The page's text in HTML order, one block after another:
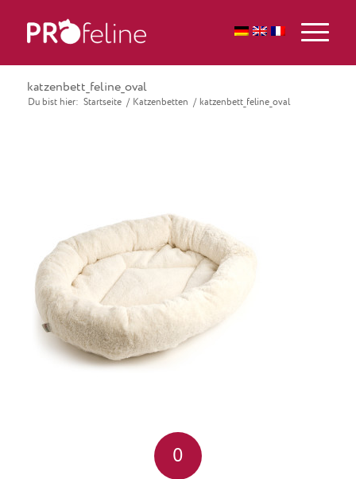
katzenbett_feline_oval
Du bist hier: Startseite / Katzenbetten / katzenbett_feline_oval
0